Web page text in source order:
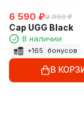
6 590 ₽9 990 ₽
Cap UGG Black
В наличии
+165 бонусов
В